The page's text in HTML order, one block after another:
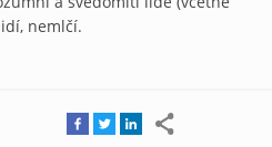
nemlčí.